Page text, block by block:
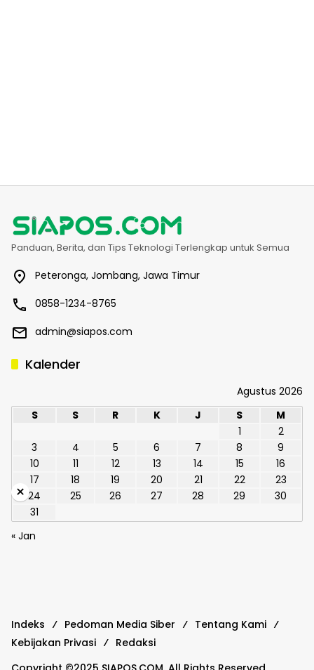
Panduan, Berita, dan Tips Teknologi Terlengkap untuk Semua
Peteronga, Jombang, Jawa Timur
0858-1234-8765
admin@siapos.com
Kalender
Agustus 2026
S
S R K J S
M
1
2
3
4 5 6 7 8
9
10
11 12 13 14 15
16
17
18 19 20 21 22
23
24
25 26 27 28 29
30
31
« Jan
Indeks Pedoman Media Siber
Tentang Kami
Kebijakan Privasi
Redaksi
×